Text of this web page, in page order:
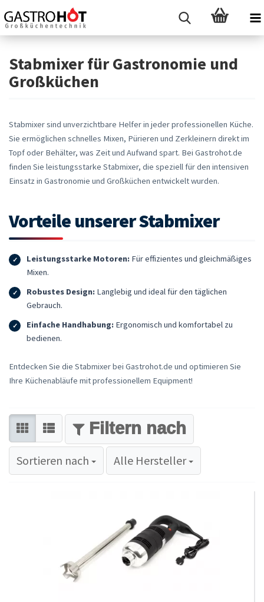
Stabmixer für Gastronomie und
Großküchen
Stabmixer sind unverzichtbare Helfer in jeder professionellen Küche.
Sie ermöglichen schnelles Mixen, Pürieren und Zerkleinern direkt im
Topf oder Behälter, was Zeit und Aufwand spart. Bei Gastrohot.de
finden Sie leistungsstarke Stabmixer, die speziell für den intensiven
Einsatz in Gastronomie und Großküchen entwickelt wurden.
Vorteile unserer Stabmixer
Leistungsstarke Motoren: Für effizientes und gleichmäßiges
Mixen.
Robustes Design: Langlebig und ideal für den täglichen
Gebrauch.
Einfache Handhabung: Ergonomisch und komfortabel zu
bedienen.
Entdecken Sie die Stabmixer bei Gastrohot.de und optimieren Sie
Ihre Küchenabläufe mit professionellem Equipment!
Sortieren nach
Sortieren nach Alle Hersteller